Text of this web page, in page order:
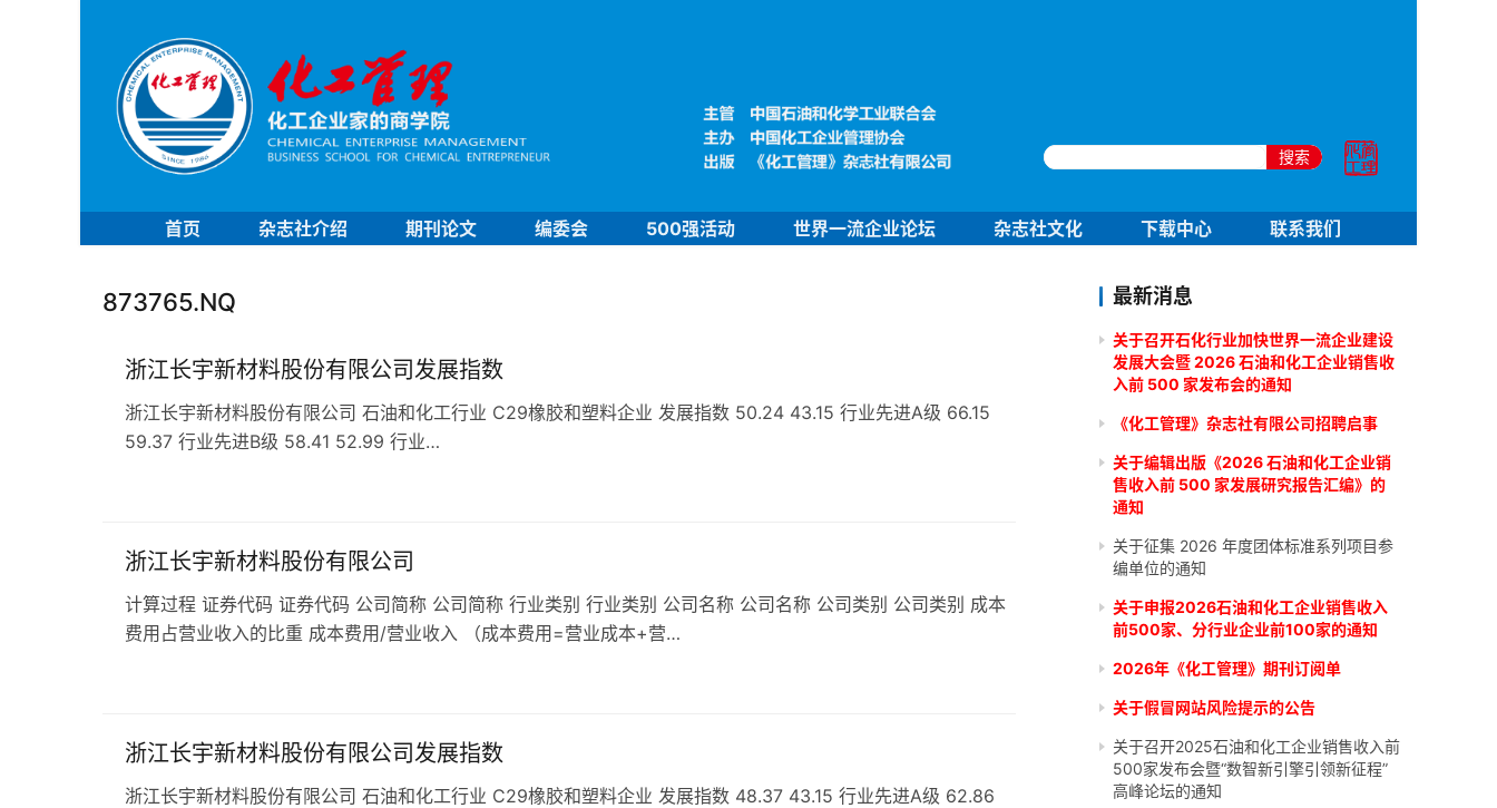
搜索
首页 杂志社介绍 期刊论文 编委会 500强活动 世界一流企业论坛 杂志社文化 下载中心 联系我们
873765.NQ
浙江长宇新材料股份有限公司发展指数
浙江长宇新材料股份有限公司 石油和化工行业 C29橡胶和塑料企业 发展指数 50.24 43.15 行业先进A级 66.15
59.37 行业先进B级 58.41 52.99 行业…
浙江长宇新材料股份有限公司
计算过程 证券代码 证券代码 公司简称 公司简称 行业类别 行业类别 公司名称 公司名称 公司类别 公司类别 成本
费用占营业收入的比重 成本费用/营业收入 （成本费用=营业成本+营…
浙江长宇新材料股份有限公司发展指数
浙江长宇新材料股份有限公司 石油和化工行业 C29橡胶和塑料企业 发展指数 48.37 43.15 行业先进A级 62.86
最新消息
关于召开石化行业加快世界一流企业建设
发展大会暨 2026 石油和化工企业销售收
入前 500 家发布会的通知
《化工管理》杂志社有限公司招聘启事
关于编辑出版《2026 石油和化工企业销
售收入前 500 家发展研究报告汇编》的
通知
关于征集 2026 年度团体标准系列项目参
编单位的通知
关于申报2026石油和化工企业销售收入
前500家、分行业企业前100家的通知
2026年《化工管理》期刊订阅单
关于假冒网站风险提示的公告
关于召开2025石油和化工企业销售收入前
500家发布会暨“数智新引擎引领新征程”
高峰论坛的通知